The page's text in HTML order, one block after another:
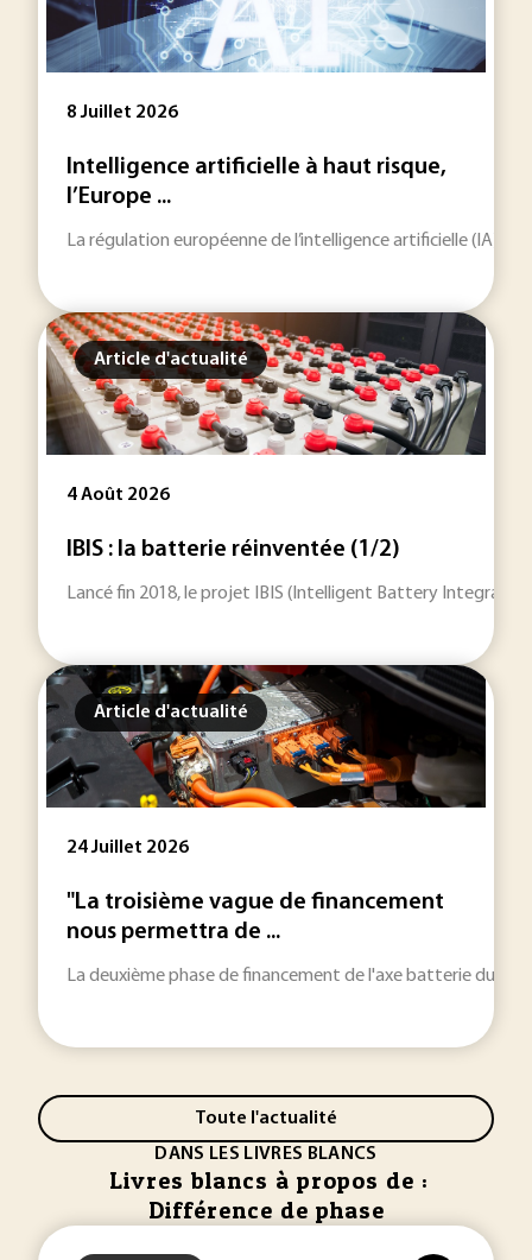
8 Juillet 2026
Intelligence artificielle à haut risque,
l’Europe ...
La régulation européenne de l’intelligence artificielle (IA)
Article d'actualité
4 Août 2026
IBIS : la batterie réinventée (1/2)
Lancé fin 2018, le projet IBIS (Intelligent Battery
Article d'actualité
24 Juillet 2026
"La troisième vague de financement
nous permettra de ...
La deuxième phase de financement de l'axe batterie du
Toute l'actualité
DANS LES LIVRES BLANCS
Livres blancs à propos de :
Différence de phase